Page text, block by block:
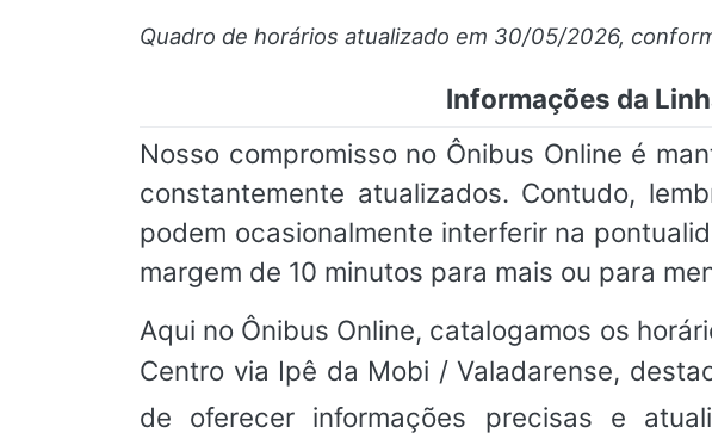
Quadro de horários atualizado em 30/05/2026,
Informações da
Nosso compromisso no Ônibus Online é
constantemente atualizados. Contudo,
podem ocasionalmente interferir na
margem de 10 minutos para mais ou para
Aqui no Ônibus Online, catalogamos os
Centro via Ipê da Mobi / Valadarense,
de oferecer informações precisas e